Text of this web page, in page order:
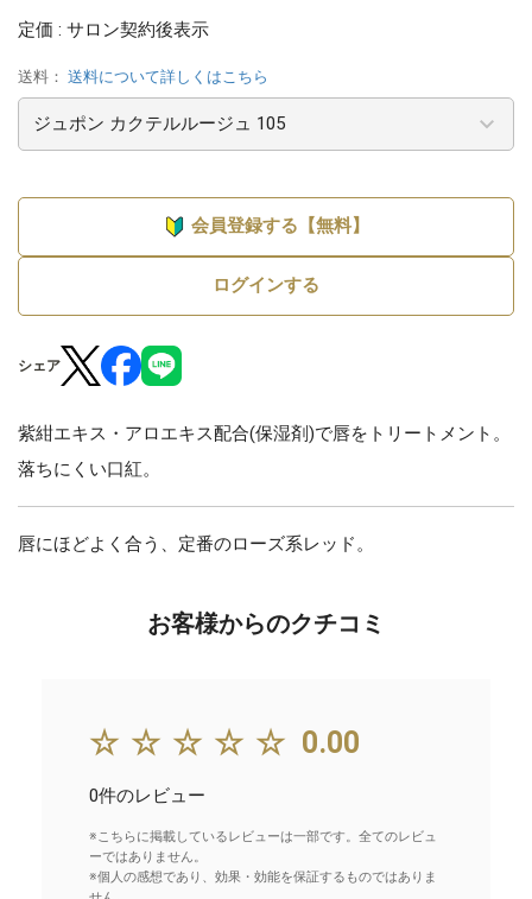
定価 : サロン契約後表示
送料： 送料について詳しくはこちら
会員登録する【無料】
ログインする
シェア
紫紺エキス・アロエキス配合(保湿剤)で唇をトリートメント。
落ちにくい口紅。
唇にほどよく合う、定番のローズ系レッド。
お客様からのクチコミ
☆☆☆☆☆ 0.00
0件のレビュー
※こちらに掲載しているレビューは一部です。全てのレビュ
ーではありません。
※個人の感想であり、効果・効能を保証するものではありま